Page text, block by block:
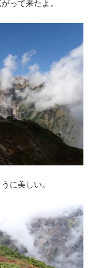
って来たよ。
に美しい。